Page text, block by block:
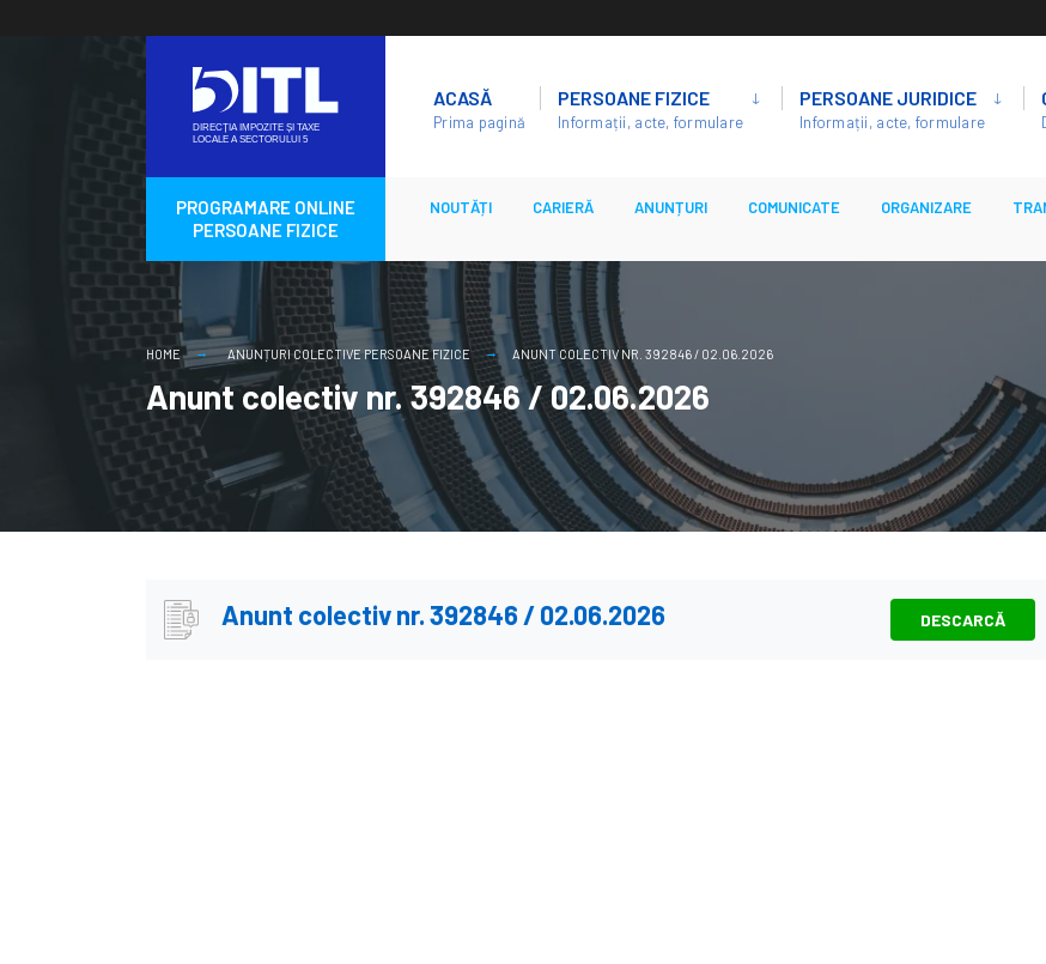
content
ACASĂ
Prima pagină
PERSOANE FIZICE
Informații, acte, formulare
PERSOANE JURIDICE
Informații, acte, formulare
PROGRAMARE ONLINE
PERSOANE FIZICE
NOUTĂȚI CARIERĂ ANUNȚURI COMUNICATE ORGANIZARE
HOME ANUNȚURI COLECTIVE PERSOANE FIZICE ANUNT COLECTIV NR. 392846 / 02.06.2026
Anunt colectiv nr. 392846 / 02.06.2026
Anunt colectiv nr. 392846 / 02.06.2026 DESCARCĂ